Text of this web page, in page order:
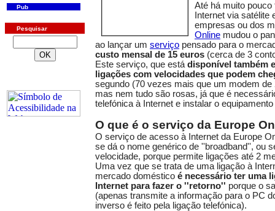
Pub
Pesquisar
Até há muito
Internet via
empresas ou dos
Online mudou o
ao lançar um serviço pensado para o
custo mensal de 15 euros (cerca de 3
Este serviço, que está disponível também
ligações com velocidades que podem
segundo (70 vezes mais que um modem de
mas nem tudo são rosas, já que é
telefónica à Internet e instalar o
O que é o serviço da Europe
O serviço de acesso à Internet da Europe
se dá o nome genérico de ''broadband'', ou
velocidade, porque permite ligações até 2
Uma vez que se trata de uma ligação à
mercado doméstico é necessário ter uma
Internet para fazer o ''retorno'' porque o
(apenas transmite a informação para o PC
inverso é feito pela ligação telefónica).